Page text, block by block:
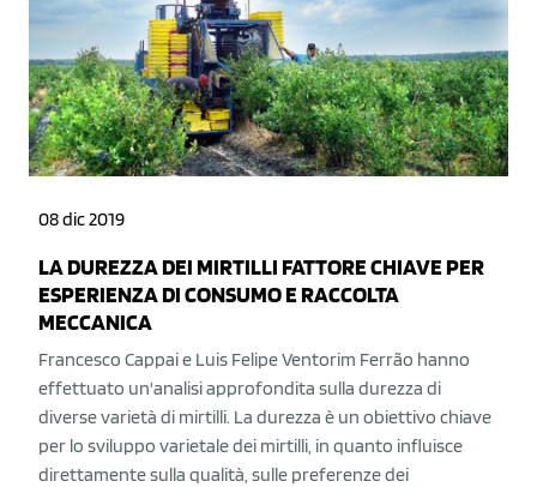
08 dic 2019
LA DUREZZA DEI MIRTILLI FATTORE CHIAVE PER
ESPERIENZA DI CONSUMO E RACCOLTA
MECCANICA
Francesco Cappai e Luis Felipe Ventorim Ferrão hanno
effettuato un'analisi approfondita sulla durezza di
diverse varietà di mirtilli. La durezza è un obiettivo chiave
per lo sviluppo varietale dei mirtilli, in quanto influisce
direttamente sulla qualità, sulle preferenze dei